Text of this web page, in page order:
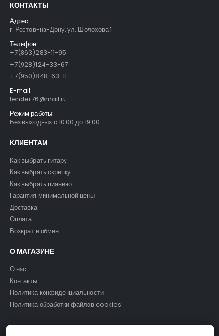
КОНТАКТЫ
Адрес:
г. Ростов-на-Дону, ул. Шолохова 1
Телефон:
+7(863)283-11-95
+7(928)124-33-67
+7(950)848-63-11
E-mail:
fender76@mail.ru
Режим работы:
Без выходных с 10:00 до 19:00
КЛИЕНТАМ
Как выбрать гитару
Как выбрать скрипку
Как выбрать пианино
Гарантия минимальной цены
Доставка
Оплата
Возврат и обмен
О МАГАЗИНЕ
О нас
Контакты
Политика конфиденциальности
Политика обработки файлов cookies